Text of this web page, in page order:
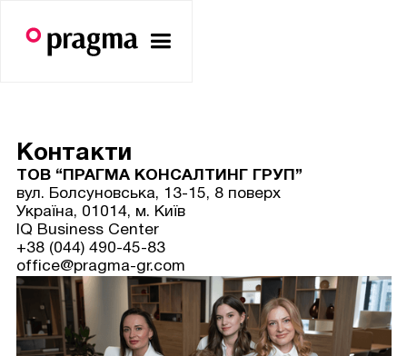
Контакти
ТОВ “ПРАГМА КОНСАЛТИНГ ГРУП”
вул. Болсуновська, 13-15, 8 поверх
Україна, 01014, м. Київ
IQ Business Center
+38 (044) 490-45-83
office@pragma-gr.com